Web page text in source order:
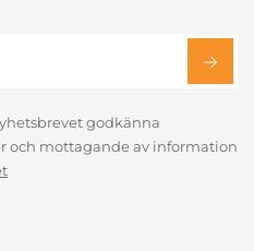
godkänna
och mottagande av information